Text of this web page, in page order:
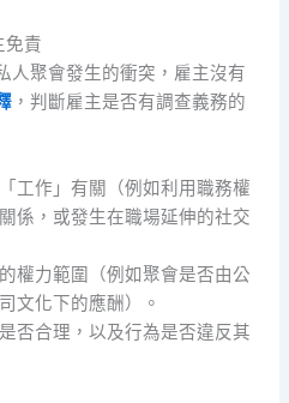
免責
人聚會發生的衝突，雇主沒有
，判斷雇主是否有調查義務的
工作」有關（例如利用職務權
係，或發生在職場延伸的社交
權力範圍（例如聚會是否由公
文化下的應酬）。
否合理，以及行為是否違反其